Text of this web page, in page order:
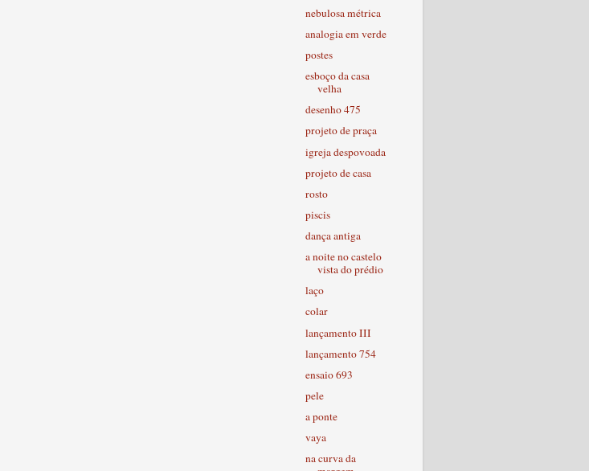
nebulosa métrica
analogia em verde
postes
esboço da casa
velha
desenho 475
projeto de praça
igreja despovoada
projeto de casa
rosto
piscis
dança antiga
a noite no castelo
vista do prédio
laço
colar
lançamento III
lançamento 754
ensaio 693
pele
a ponte
vaya
na curva da